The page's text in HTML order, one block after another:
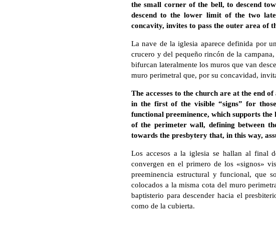
the small corner of the bell, to descend
descend to the lower limit of the two
concavity, invites to pass the outer area of
La nave de la iglesia aparece definida por
crucero y del pequeño rincón de la
bifurcan lateralmente los muros que van
muro perimetral que, por su concavidad,
The accesses to the church are at the end
in the first of the visible “signs” for
functional preeminence, which supports
of the perimeter wall, defining between
towards the presbytery that, in this way,
Los accesos a la iglesia se hallan al final
convergen en el primero de los «signos»
preeminencia estructural y funcional, que
colocados a la misma cota del muro
baptisterio para descender hacia el
como de la cubierta.